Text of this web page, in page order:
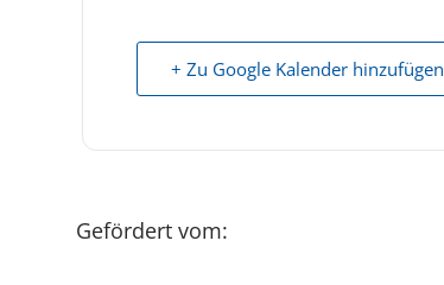
+ Zu Google Kalender hinzufügen
Gefördert vom: